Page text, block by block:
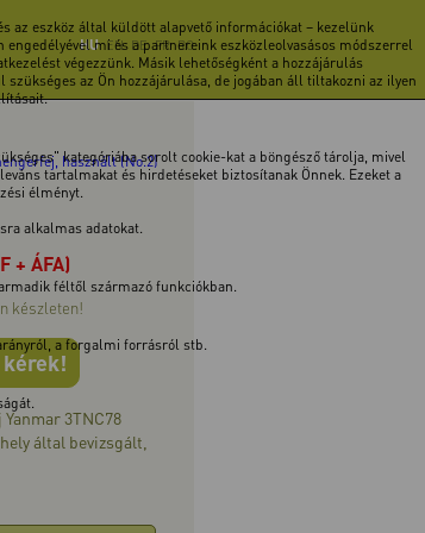
az eszköz által küldött alapvető információkat – kezelünk
mi és a partnereink eszközleolvasásos módszerrel
végezzünk. Másik lehetőségként a hozzájárulás
az Ön hozzájárulása, de jogában áll tiltakozni az ilyen
kategóriába sorolt cookie-kat a böngésző tárolja, mivel
tartalmakat és hirdetéseket biztosítanak Önnek. Ezeket a
élményt.
alkalmas adatokat.
féltől származó funkciókban.
a forgalmi forrásról stb.
HU EN DE FR RO
használt (No.2)
+ ÁFA)
készleten!
kérek!
3TNC78
által bevizsgált,